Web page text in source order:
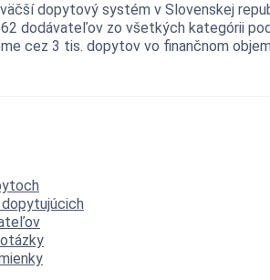
dopytový systém v Slovenskej
dodávateľov zo všetkých kategórii
cez 3 tis. dopytov vo finančnom